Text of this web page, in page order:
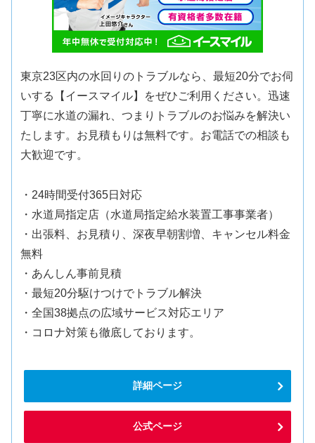
東京23区内の水回りのトラブルなら、最短20分でお伺
いする【イースマイル】をぜひご利用ください。迅速
丁寧に水道の漏れ、つまりトラブルのお悩みを解決い
たします。お見積もりは無料です。お電話での相談も
大歓迎です。
・24時間受付365日対応
・水道局指定店（水道局指定給水装置工事事業者）
・出張料、お見積り、深夜早朝割増、キャンセル料金
無料
・あんしん事前見積
・最短20分駆けつけでトラブル解決
・全国38拠点の広域サービス対応エリア
・コロナ対策も徹底しております。
詳細ページ
公式ページ